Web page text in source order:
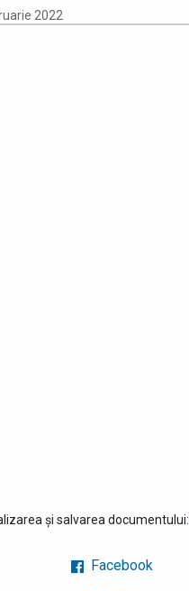
2022
și salvarea documentului:
Facebook